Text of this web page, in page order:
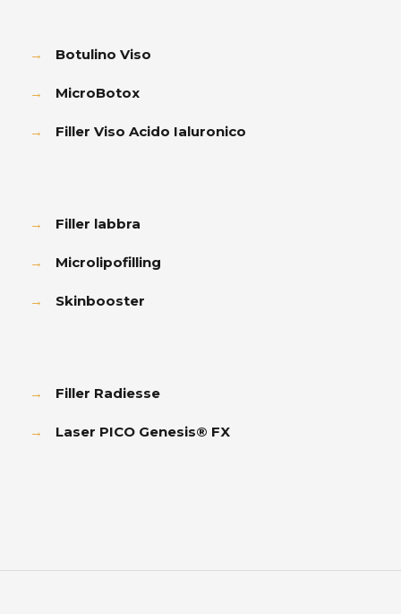
→ Botulino Viso
→ MicroBotox
→ Filler Viso Acido Ialuronico
→ Filler labbra
→ Microlipofilling
→ Skinbooster
→ Filler Radiesse
→ Laser PICO Genesis® FX